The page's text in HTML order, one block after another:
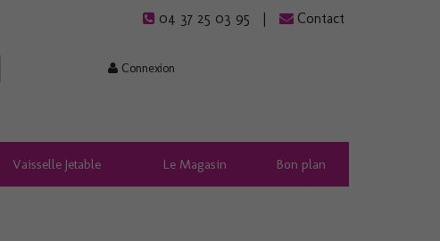
04 37 25 03 95 Contact
Connexion
Vaisselle Jetable Le Magasin Bon plan